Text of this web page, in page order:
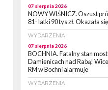
07 sierpnia 2026
NOWY WIŚNICZ. Oszust
81- latki 90 tys zł. Okazała
WYDARZENIA
07 sierpnia 2026
BOCHNIA. Fatalny stan
Damienicach nad Rabą!
RM w Bochni alarmuje
WYDARZENIA